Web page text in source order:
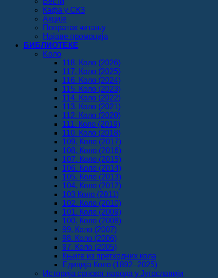
Кафа у СКЗ
Акције
Повратак читању
Најаве промоција
БИБЛИОТЕКЕ
Koло
118. Коло (2026)
117. Коло (2025)
116. Коло (2024)
115. Коло (2023)
114. Коло (2022)
113. Коло (2021)
112. Коло (2020)
111. Коло (2019)
110. Коло (2018)
109. Коло (2017)
108. Коло (2016)
107. Коло (2015)
106. Коло (2014)
105. Коло (2013)
104. Коло (2012)
103 Коло (2011)
102. Коло (2010)
101. Коло (2009)
100. Коло (2008)
99. Коло (2007)
98. Коло (2006)
97. Коло (2005)
Књиге из претходних кола
Едиција Коло (1892‒2025)
Историја српског народа у Југославији